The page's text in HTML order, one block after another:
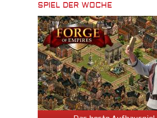
SPIEL DER WOCHE